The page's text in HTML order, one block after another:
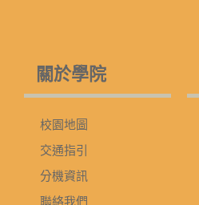
關於學院
校園地圖
交通指引
分機資訊
聯絡我們